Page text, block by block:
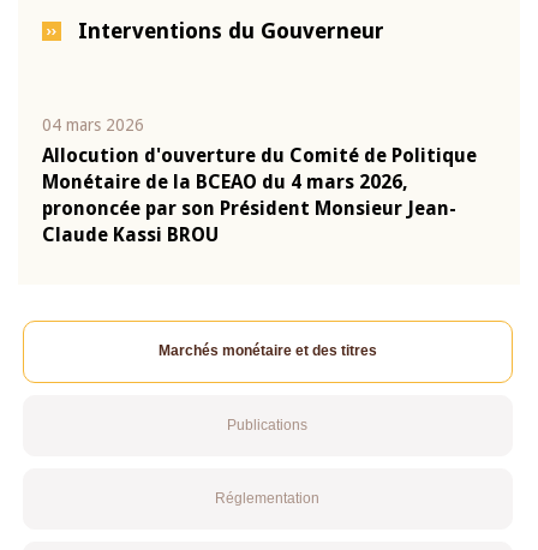
Interventions du Gouverneur
04 mars 2026
Allocution d'ouverture du Comité de Politique
Monétaire de la BCEAO du 4 mars 2026,
prononcée par son Président Monsieur Jean-
Claude Kassi BROU
Marchés monétaire et des titres
Publications
Réglementation